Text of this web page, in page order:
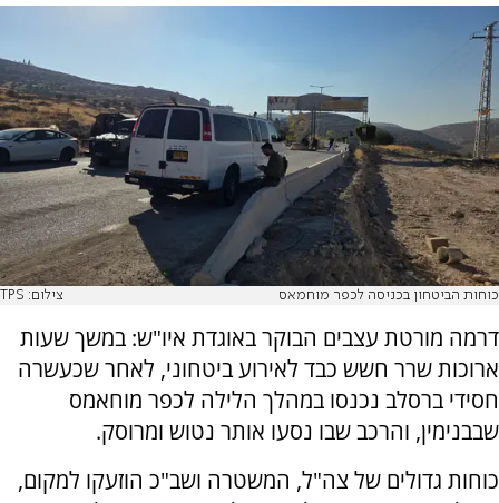
כוחות הביטחון בכניסה לכפר מוחמאס צילום: TPS
דרמה מורטת עצבים הבוקר באוגדת איו"ש: במשך שעות
ארוכות שרר חשש כבד לאירוע ביטחוני, לאחר שכעשרה
חסידי ברסלב נכנסו במהלך הלילה לכפר מוחאמס
שבבנימין, והרכב שבו נסעו אותר נטוש ומרוסק.
כוחות גדולים של צה"ל, המשטרה ושב"כ הוזעקו למקום,